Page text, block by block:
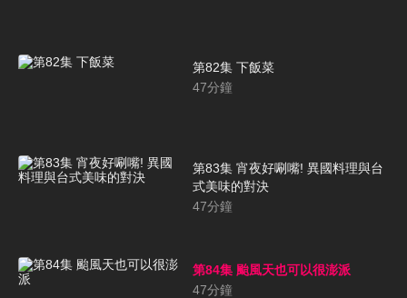
第82集 下飯菜
47分鐘
第83集 宵夜好唰嘴! 異國料理與台
式美味的對決
47分鐘
第84集 颱風天也可以很澎派
47分鐘